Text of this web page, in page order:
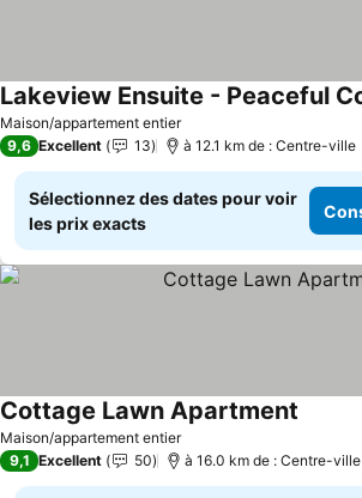
Maison/appartement entier
Lakeview Ensuite - Peaceful
9,6 Excellent 13 à 12.1 km de : Centre-ville
Sélectionnez des dates pour voir
les prix exacts
Maison/appartement entier
Cottage Lawn Apartment
9,1 Excellent 50 à 16.0 km de : Centre-ville